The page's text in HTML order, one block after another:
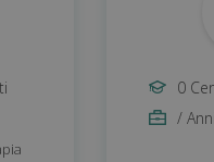
0
/